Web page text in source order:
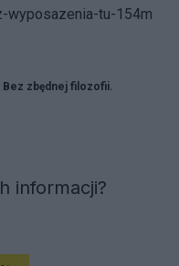
wyposazenia-tu-154m
Bez zbędnej filozofii.
informacji?